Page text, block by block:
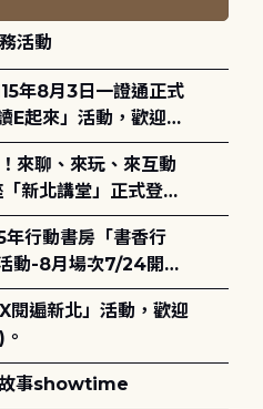
活動
E起來」活動，歡迎踴
4日)。
「新北講堂」正式登
動-8月場次7/24開始
故事showtime